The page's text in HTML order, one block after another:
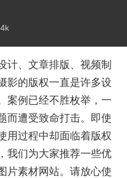
计、文章排版、视频制
影的版权一直是许多设
案例已经不胜枚举，一
而遭受致命打击。即使
用过程中却面临着版权
我们为大家推荐一些优
片素材网站。请放心使